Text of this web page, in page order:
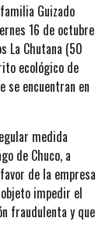
Guizado
16 de octubre
La Chutana (50
ecológico de
se encuentran en
medida
de Chuco, a
de la empresa
objeto impedir el
fraudulenta y que